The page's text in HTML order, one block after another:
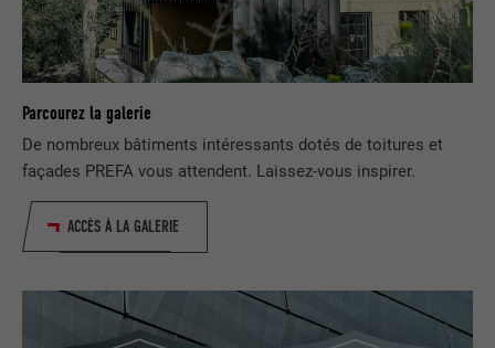
Parcourez la galerie
De nombreux bâtiments intéressants dotés de toitures et
façades PREFA vous attendent. Laissez-vous inspirer.
ACCÈS À LA GALERIE
UTILITÉ
Utilisé par le service de réseau social
LinkedIn pour suivre l'utilisation de
services intégrés
NOM UserMatchHistory
Est utilisé pour suivre l'utilisateur sur
plusieurs sites Internet afin d'afficher de